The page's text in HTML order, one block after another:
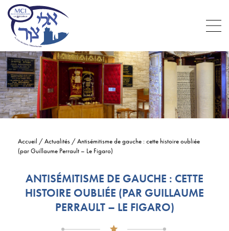
Accueil /Actualités /Antisémitisme de gauche : cette histoire oubliée
(par Guillaume Perrault – Le Figaro)
ANTISÉMITISME DE GAUCHE : CETTE
HISTOIRE OUBLIÉE (PAR GUILLAUME
PERRAULT – LE FIGARO)